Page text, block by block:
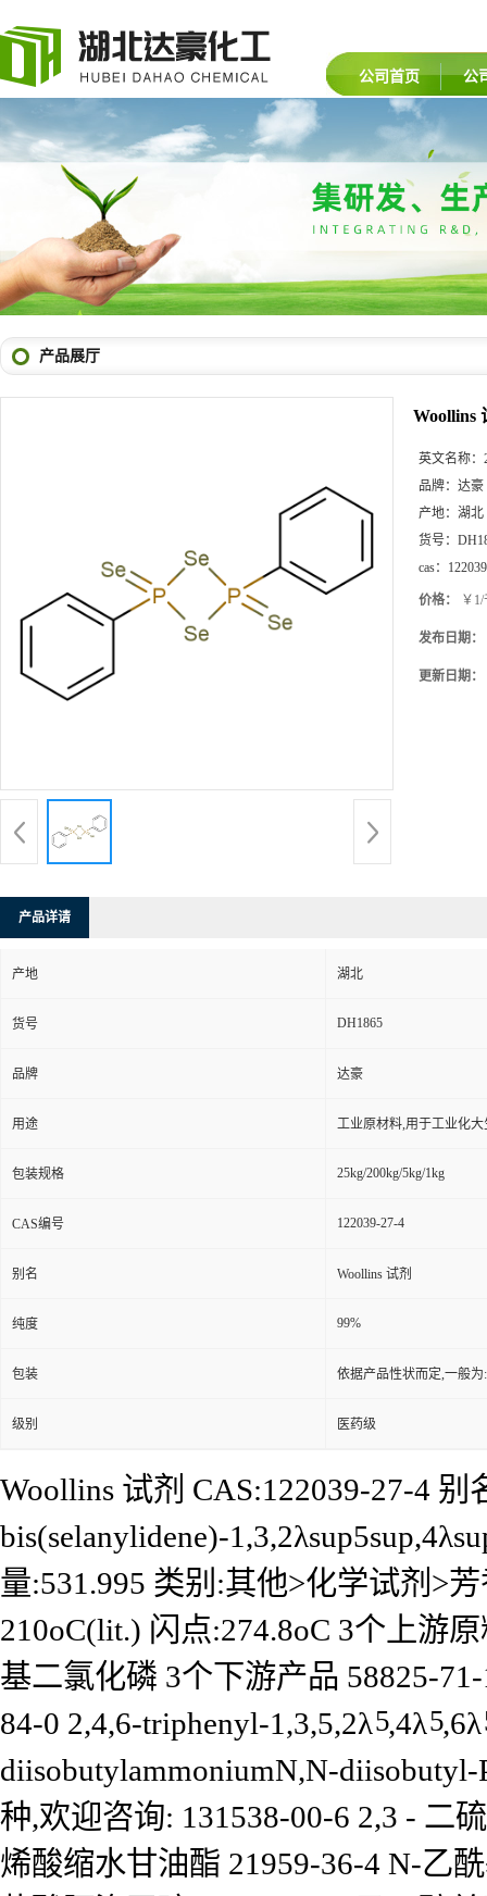
公司首页 公
产品展厅
Woollins
英文名称：
品牌： 达豪
产地： 湖北
货号：
cas：
价格： ￥
发布日期：
更新日期：
产品详请
产地 湖北
货号 DH1865
品牌 达豪
用途 工业原材料,用于工业化大
包装规格 25kg/200kg/5kg/1kg
CAS编号 122039-27-4
别名 Woollins 试剂
纯度 99%
包装 依据产品性状而定,一般
级别 医药级
Woollins 试剂 CAS:122039-27-4
bis(selanylidene)-
量:531.995 类别:其他>化学试剂>
210oC(lit.) 闪点:274.8oC 3个上游
基二氯化磷 3个下游产品 58825-
84-0 2,4,6-triphenyl-1,3,5,2λ5,4λ5,6λ
diisobutylammoniumN,N-
种,欢迎咨询: 131538-00-6 2,3 - 二
烯酸缩水甘油酯 21959-36-4 N-乙